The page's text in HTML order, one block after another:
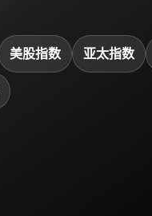
美股指数 亚太指数